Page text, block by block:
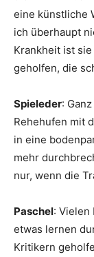
eine künstliche
ich überhaupt
Krankheit ist
geholfen, die
Spieleder:
Rehehufen mit
in eine
mehr
nur, wenn die
Paschel: Vielen
etwas lernen
Kritikern